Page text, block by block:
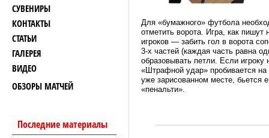
СУВЕНИРЫ
КОНТАКТЫ
СТАТЬИ
ГАЛЕРЕЯ
ВИДЕО
ОБЗОРЫ МАТЧЕЙ
Последние материалы
Для «бумажного» футбола
отметить ворота. Игра, как пишут
игроков — забить гол в ворота
3-х частей (каждая часть равна
образовывать петли. Если игроку
«Штрафной удар» пробивается на
уже зарисованном месте,
«пенальти».